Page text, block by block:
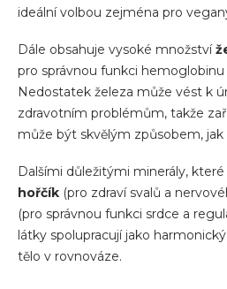
ideální volbou zejména pro
Dále obsahuje vysoké množství
pro správnou funkci
Nedostatek železa může vést k
zdravotním problémům, takže
může být skvělým způsobem,
Dalšími důležitými minerály, které
hořčík (pro zdraví svalů a
(pro správnou funkci srdce a
látky spolupracují jako
tělo v rovnováze.